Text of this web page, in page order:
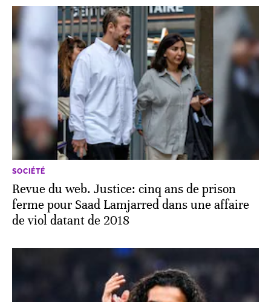
SOCIÉTÉ
Revue du web. Justice: cinq ans de prison
ferme pour Saad Lamjarred dans une affaire
de viol datant de 2018